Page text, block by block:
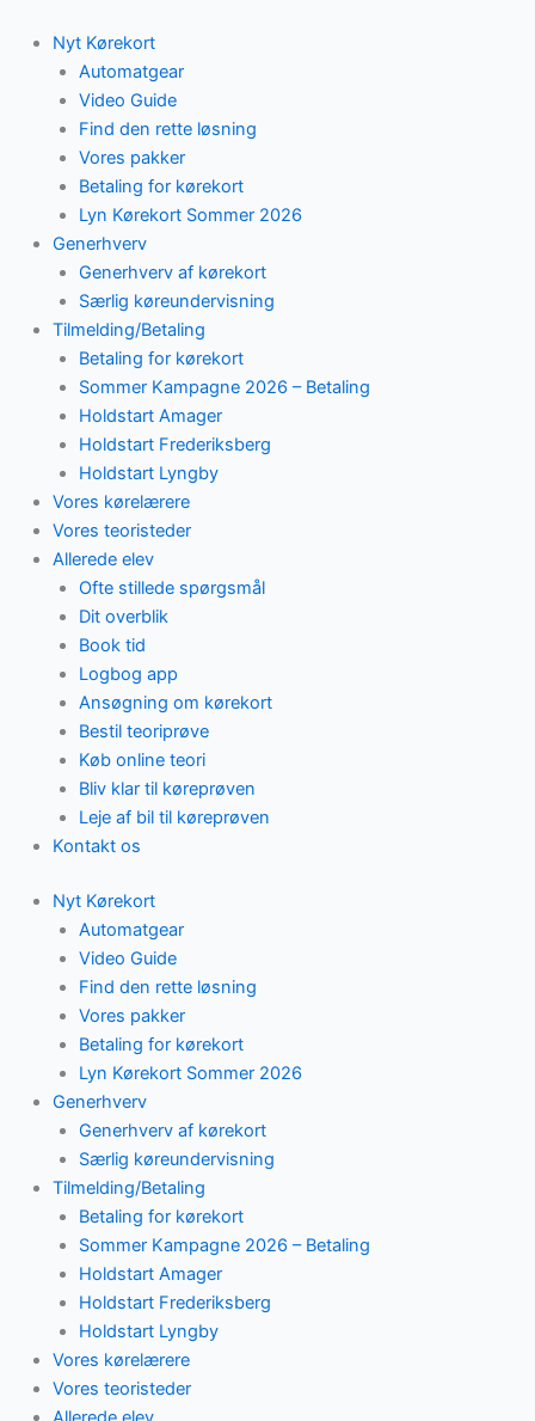
content
Nyt Kørekort
Automatgear
Video Guide
Find den rette løsning
Vores pakker
Betaling for kørekort
Lyn Kørekort Sommer 2026
Generhverv
Generhverv af kørekort
Særlig køreundervisning
Tilmelding/Betaling
Betaling for kørekort
Sommer Kampagne 2026 – Betaling
Holdstart Amager
Holdstart Frederiksberg
Holdstart Lyngby
Vores kørelærere
Vores teoristeder
Allerede elev
Ofte stillede spørgsmål
Dit overblik
Book tid
Logbog app
Ansøgning om kørekort
Bestil teoriprøve
Køb online teori
Bliv klar til køreprøven
Leje af bil til køreprøven
Kontakt os
Nyt Kørekort
Automatgear
Video Guide
Find den rette løsning
Vores pakker
Betaling for kørekort
Lyn Kørekort Sommer 2026
Generhverv
Generhverv af kørekort
Særlig køreundervisning
Tilmelding/Betaling
Betaling for kørekort
Sommer Kampagne 2026 – Betaling
Holdstart Amager
Holdstart Frederiksberg
Holdstart Lyngby
Vores kørelærere
Vores teoristeder